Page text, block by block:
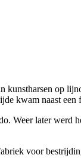
op
kwam naast een
Weer later werd
voor